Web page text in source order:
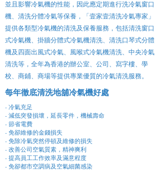
並且影響冷氣機的性能，因此應定期進行洗冷氣窗口
機、清洗分體冷氣等保養，「壹家壹清洗冷氣專家」
提供各類型冷氣機的清洗及保養服務，包括清洗窗口
式冷氣機、掛牆分體式冷氣機清洗、清洗口琴式分體
機及四面出風式冷氣、風喉式冷氣機清洗、中央冷氣
清洗等，全年為香港的辦公室、公司、寫字樓、學
校、商鋪、商場等提供專業優質的冷氣清洗服務。
每年徹底清洗地舖冷氣機好處
- 冷氣充足
- 減低突發損壞，延長零件，機械壽命
- 節省電費
- 免卻維修的金錢損失
- 免除冷氣突然停頓及維修的損失
- 改善公司空氣質素，精神爽利
- 提高員工工作效率及滿意程度
- 免卻都市空調病及空氣細菌感染